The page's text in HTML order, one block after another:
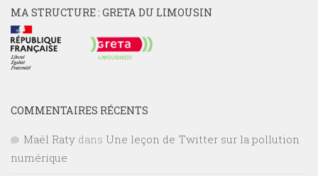
MA STRUCTURE : GRETA DU LIMOUSIN
COMMENTAIRES RÉCENTS
Maël Raty dans Une leçon de Twitter sur la pollution
numérique